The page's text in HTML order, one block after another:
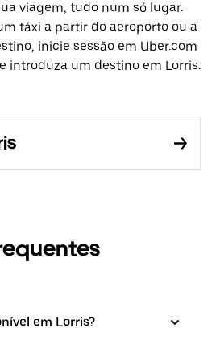
viagem, tudo num só lugar.
táxi a partir do aeroporto ou a
inicie sessão em Uber.com
introduza um destino em Lorris.
em Lorris?